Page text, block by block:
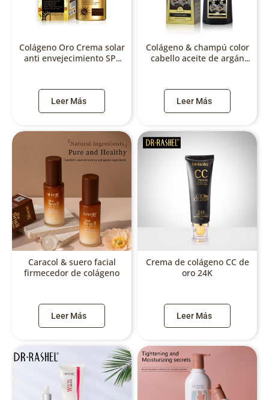
Colágeno Oro Crema solar
anti envejecimiento SPF
Leer Más
Colágeno & champú color
cabello aceite de argán
Leer Más
Caracol & suero facial
firmecedor de colágeno
Leer Más
Crema de colágeno CC de
oro 24K
Leer Más